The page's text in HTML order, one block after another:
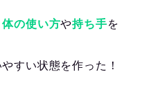
体の使い方や持ち手を
すい状態を作った！